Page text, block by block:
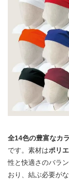
全14色の豊富なカ
です。素材はポリ
性と快適さのバラ
おり、結ぶ必要がな